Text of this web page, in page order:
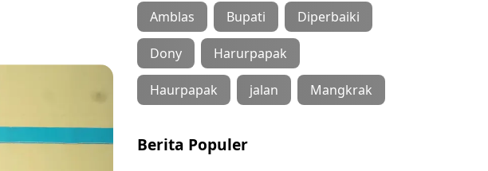
Amblas Bupati Diperbaiki
Dony Harurpapak
Haurpapak jalan Mangkrak
Berita Populer